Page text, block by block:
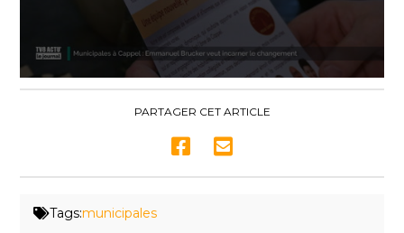
PARTAGER CET ARTICLE
Tags:municipales